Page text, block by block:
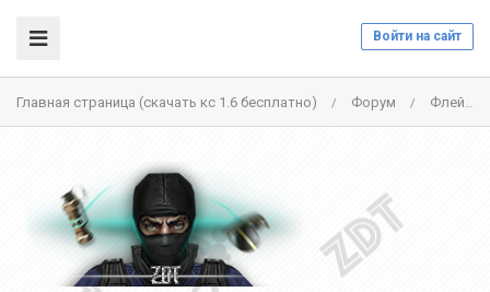
Войти на сайт
Главная страница (скачать кс 1.6 бесплатно) / Форум / Флейм